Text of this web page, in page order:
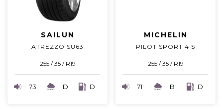
SAILUN
ATREZZO SU63
255 / 35 / R19
73 D D
MICHELIN
PILOT SPORT 4 S
255 / 35 / R19
71 B D